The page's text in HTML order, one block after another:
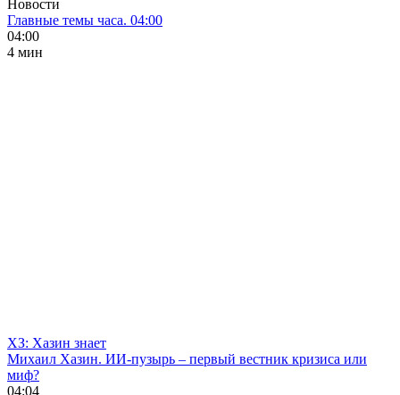
Новости
Главные темы часа. 04:00
04:00
4 мин
ХЗ: Хазин знает
Михаил Хазин. ИИ-пузырь – первый вестник кризиса или
миф?
04:04